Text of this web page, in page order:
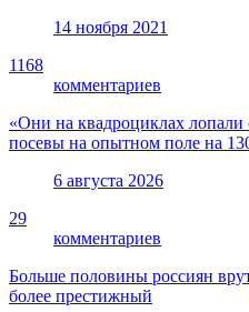
14 ноября 2021
1168
комментариев
«Они на квадроциклах лопали
посевы на опытном поле на
6 августа 2026
29
комментариев
Больше половины россиян
более престижный